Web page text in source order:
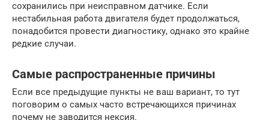
сохранились при неисправном датчике. Если
нестабильная работа двигателя будет продолжаться,
понадобится провести диагностику, однако это крайне
редкие случаи.
Самые распространенные причины
Если все предыдущие пункты не ваш вариант, то тут
поговорим о самых часто встречающихся причинах
почему не заводится нексия.